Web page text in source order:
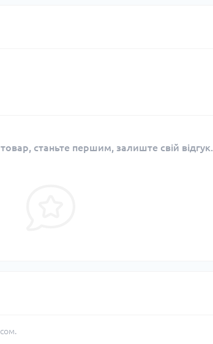
станьте першим, залиште свій відгук.